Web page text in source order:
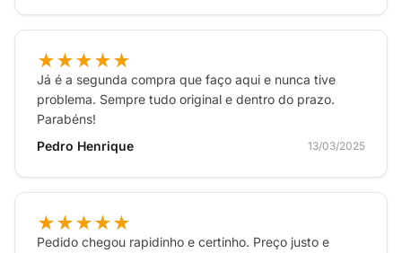
★★★★★
Já é a segunda compra que faço aqui e nunca tive
problema. Sempre tudo original e dentro do prazo.
Parabéns!
Pedro Henrique
13/03/2025
★★★★★
Pedido chegou rapidinho e certinho. Preço justo e